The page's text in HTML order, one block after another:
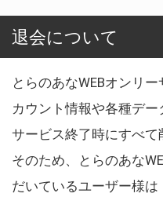
退会について
とらのあなWEBオンリ
カウント情報や各種デー
サービス終了時にすべて
そのため、とらのあな
だいているユーザー様は